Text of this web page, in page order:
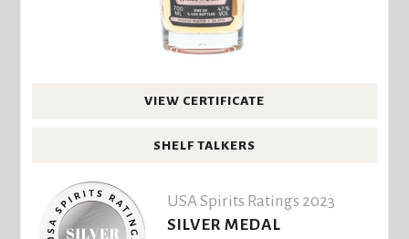
VIEW CERTIFICATE
SHELF TALKERS
USA Spirits Ratings 2023
SILVER MEDAL